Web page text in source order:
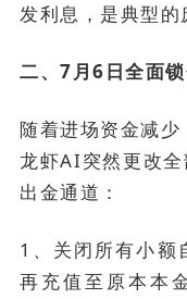
发利息，是典型的
二、7月6日全面
随着进场资金减
龙虾AI突然更改
出金通道：
1、关闭所有小额
再充值至原本本